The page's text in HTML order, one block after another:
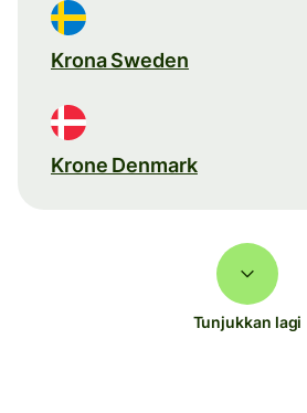
Krona Sweden
Krone Denmark
Tunjukkan lagi